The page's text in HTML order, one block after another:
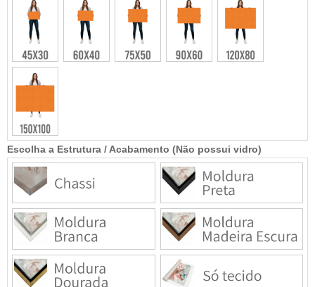
Escolha a Estrutura / Acabamento (Não possui vidro)